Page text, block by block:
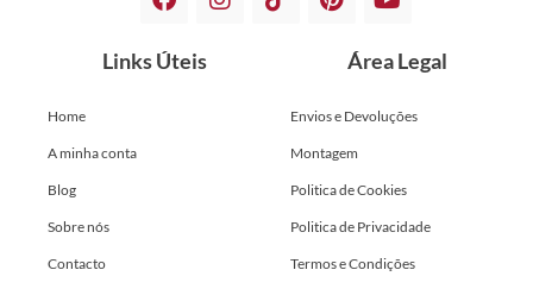
Links Úteis
Home
A minha conta
Blog
Sobre nós
Contacto
Área Legal
Envios e Devoluções
Montagem
Politica de Cookies
Politica de Privacidade
Termos e Condições